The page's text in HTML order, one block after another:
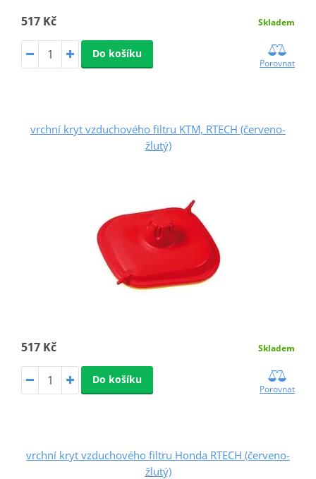
517 Kč Skladem
Do košíku
Porovnat
vrchní kryt vzduchového filtru KTM, RTECH (červeno-
žlutý)
517 Kč Skladem
Do košíku
Porovnat
vrchní kryt vzduchového filtru Honda RTECH (červeno-
žlutý)